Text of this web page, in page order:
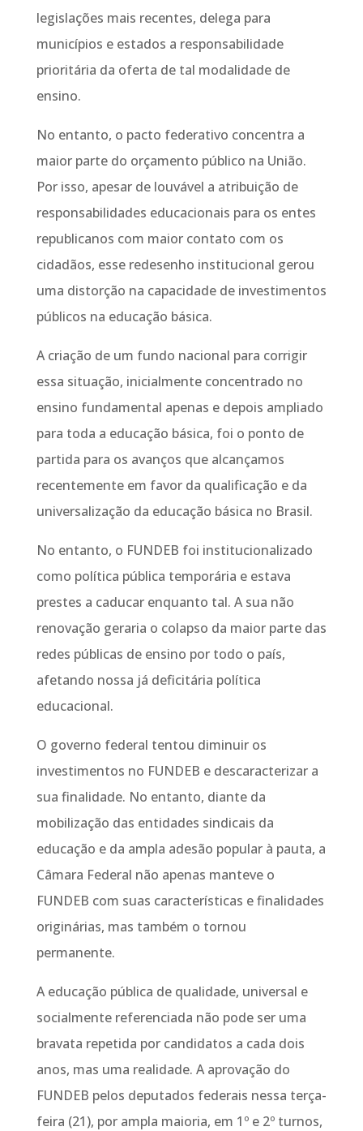
legislações mais recentes, delega para
municípios e estados a responsabilidade
prioritária da oferta de tal modalidade de
ensino.
No entanto, o pacto federativo concentra a
maior parte do orçamento público na União.
Por isso, apesar de louvável a atribuição de
responsabilidades educacionais para os entes
republicanos com maior contato com os
cidadãos, esse redesenho institucional gerou
uma distorção na capacidade de investimentos
públicos na educação básica.
A criação de um fundo nacional para corrigir
essa situação, inicialmente concentrado no
ensino fundamental apenas e depois ampliado
para toda a educação básica, foi o ponto de
partida para os avanços que alcançamos
recentemente em favor da qualificação e da
universalização da educação básica no Brasil.
No entanto, o FUNDEB foi institucionalizado
como política pública temporária e estava
prestes a caducar enquanto tal. A sua não
renovação geraria o colapso da maior parte das
redes públicas de ensino por todo o país,
afetando nossa já deficitária política
educacional.
O governo federal tentou diminuir os
investimentos no FUNDEB e descaracterizar a
sua finalidade. No entanto, diante da
mobilização das entidades sindicais da
educação e da ampla adesão popular à pauta, a
Câmara Federal não apenas manteve o
FUNDEB com suas características e finalidades
originárias, mas também o tornou
permanente.
A educação pública de qualidade, universal e
socialmente referenciada não pode ser uma
bravata repetida por candidatos a cada dois
anos, mas uma realidade. A aprovação do
FUNDEB pelos deputados federais nessa terça-
feira (21), por ampla maioria, em 1º e 2º turnos,